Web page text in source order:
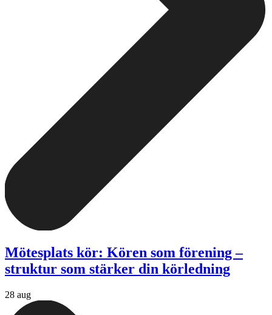
Mötesplats kör: Kören som förening –
struktur som stärker din körledning
28 aug